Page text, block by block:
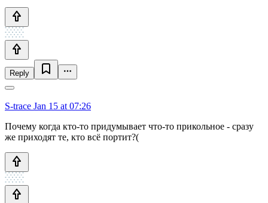
Reply
S-trace Jan 15 at 07:26
Почему когда кто-то придумывает что-то прикольное - сразу
же приходят те, кто всё портит?(